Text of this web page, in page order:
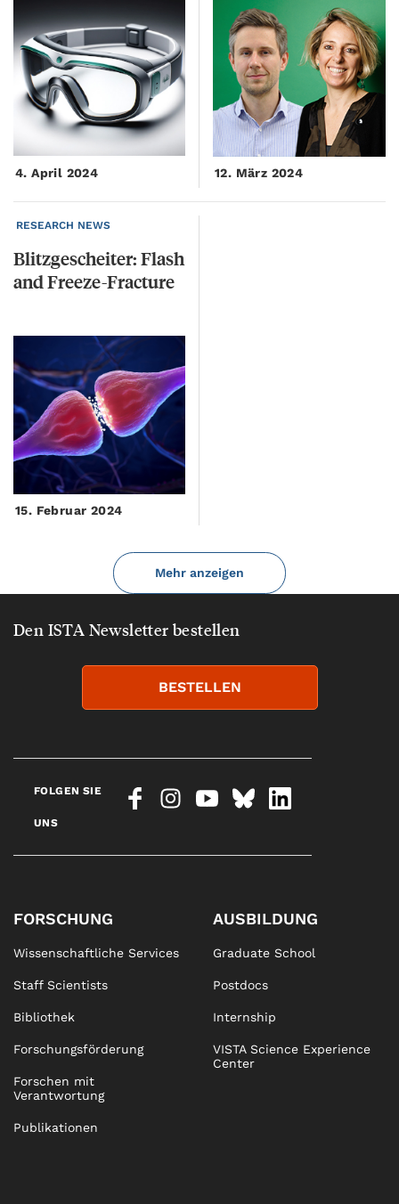
4. April 2024 12. März 2024
RESEARCH NEWS
Blitzgescheiter:Flash
andFreeze-Fracture
15. Februar 2024
Mehr anzeigen
Den ISTA Newsletter bestellen
BESTELLEN
FOLGEN SIE
UNS
FORSCHUNG
Wissenschaftliche Services
Staff Scientists
Bibliothek
Forschungsförderung
Forschen mit
Verantwortung
Publikationen
AUSBILDUNG
Graduate School
Postdocs
Internship
VISTA Science Experience
Center